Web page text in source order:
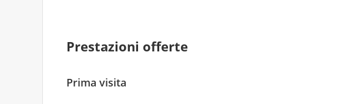
Prestazioni offerte
Prima visita